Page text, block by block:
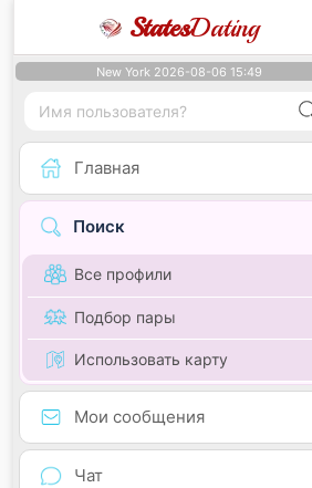
StatesDating
New York 2026-08-06 15:49
Главная
Поиск
Все профили
Подбор пары
Использовать карту
Мои сообщения
Чат